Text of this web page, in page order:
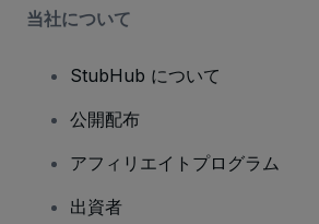
当社について
StubHub について
公開配布
アフィリエイトプログラム
出資者